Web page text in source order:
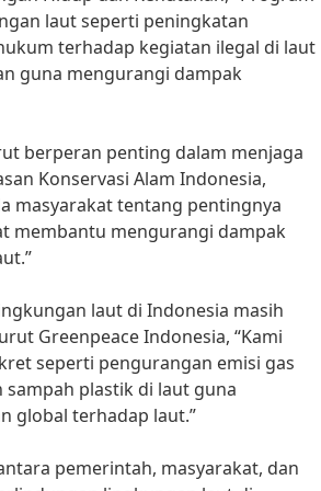
laut seperti peningkatan
terhadap kegiatan ilegal di laut
guna mengurangi dampak
berperan penting dalam menjaga
Konservasi Alam Indonesia,
masyarakat tentang pentingnya
membantu mengurangi dampak
laut di Indonesia masih
Greenpeace Indonesia, “Kami
seperti pengurangan emisi gas
plastik di laut guna
global terhadap laut.”
pemerintah, masyarakat, dan